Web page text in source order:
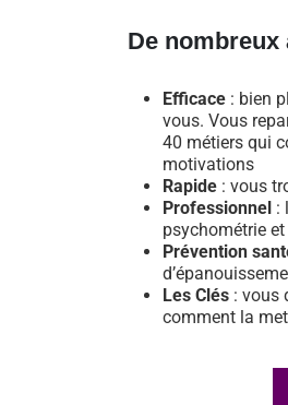
De nombreux
Efficace : bien
vous. Vous
40 métiers qui
motivations
Rapide : vous
Professionnel :
psychométrie
Prévention
Les Clés : vous
comment la